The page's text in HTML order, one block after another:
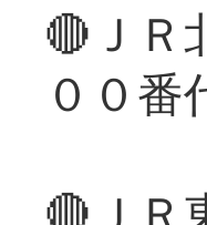
🔴ＪＲ
００番